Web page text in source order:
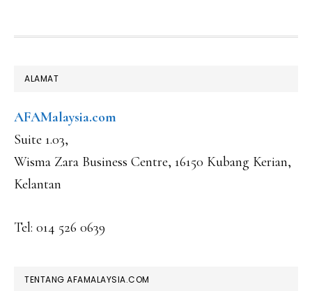
FOOTER
ALAMAT
AFAMalaysia.com
Suite 1.03,
Wisma Zara Business Centre, 16150 Kubang Kerian,
Kelantan
Tel: 014 526 0639
TENTANG AFAMALAYSIA.COM